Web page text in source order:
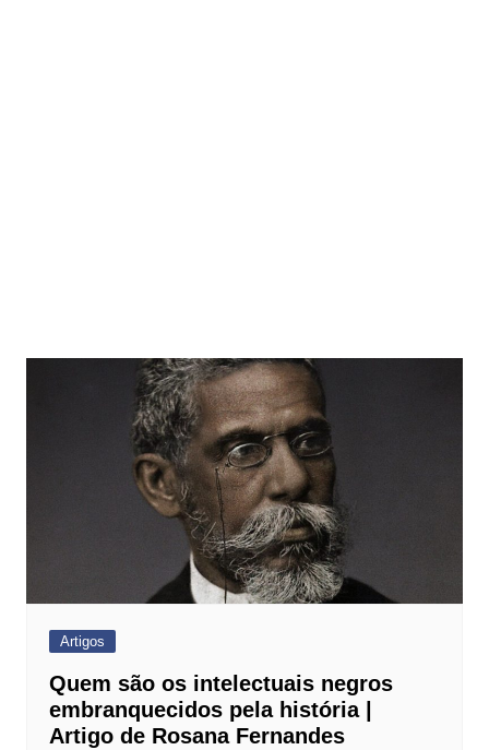
Artigos
Quem são os intelectuais negros
embranquecidos pela história |
Artigo de Rosana Fernandes